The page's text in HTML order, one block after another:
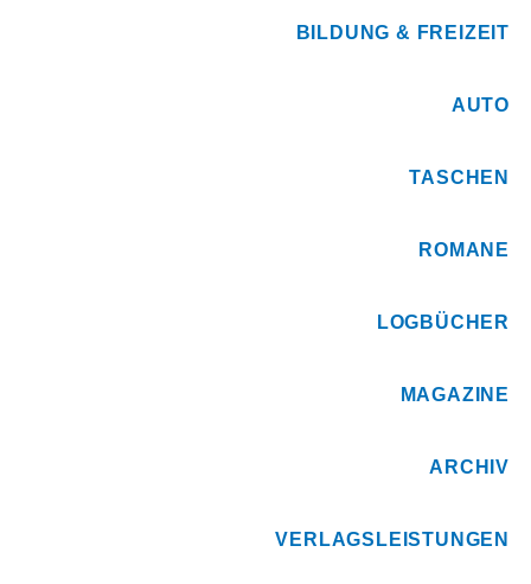
BILDUNG & FREIZEIT
AUTO
TASCHEN
ROMANE
LOGBÜCHER
MAGAZINE
ARCHIV
VERLAGSLEISTUNGEN